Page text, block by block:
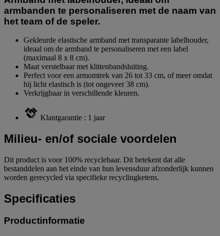
armbanden te personaliseren met de naam van
het team of de speler.
Gekleurde elastische armband met transparante labelhouder,
ideaal om de armband te personaliseren met een label
(maximaal 8 x 8 cm).
Maat verstelbaar met klittenbandsluiting.
Perfect voor een armomtrek van 26 tot 33 cm, of meer omdat
hij licht elastisch is (tot ongeveer 38 cm).
Verkrijgbaar in verschillende kleuren.
Klantgarantie : 1 jaar
Milieu- en/of sociale voordelen
Dit product is voor 100% recyclebaar. Dit betekent dat alle
bestanddelen aan het einde van hun levensduur afzonderlijk kunnen
worden gerecycled via specifieke recyclingketens.
Specificaties
Productinformatie